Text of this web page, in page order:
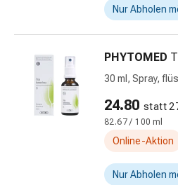
Kosmetikbedarf
Nachtcreme
Tagescreme
Gesichtswasser
Pflegegeräte
Zubehör
Nur Abholen
PHYTOMED
30 ml, Spray,
24.80 statt
82.67 / 100 ml
Online-Aktion
Nur Abholen